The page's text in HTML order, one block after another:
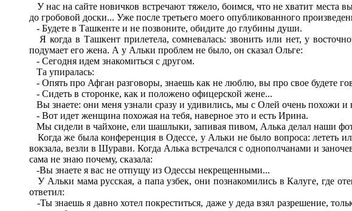
У нас на сайте новичков встречают тяжело, боимся, что не хватит места
до гробовой доски... Уже после третьего моего опубликованного
- Будете в Ташкенте и не позвоните, обидите до глубины души.
Я когда в Ташкент прилетела, сомневалась: звонить или нет, у
подумает его жена. А у Альки проблем не было, он сказал Ольге:
- Сегодня идем знакомиться с другом.
Та упиралась:
- Опять про Афган разговоры, знаешь как не люблю, вы про свое будете
- Сидеть в сторонке, как и положено офицерской жене...
Вы знаете: они меня узнали сразу и удивились, мы с Олей очень похожи и
- Вот идет женщина похожая на тебя, наверное это и есть Ирина.
Мы сидели в чайхоне, ели шашлыки, запивая пивом, Алька делал наши
Когда же была конференция в Одессе, у Альки не было вопроса: лететь
вокзала, везли в Шурави. Когда Алька встречался с однополчанами и
сама не знаю почему, сказала:
-Вы знаете я вас не отпущу из Одессы некрещенными...
У Альки мама русская, а папа узбек, они познакомились в Калуге, где
ответил:
-Ты знаешь я давно хотел покреститься, даже у деда взял разрешение,